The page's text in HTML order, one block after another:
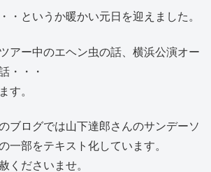
・というか暖かい元日を迎えました。
アー中のエヘン虫の話、横浜公演オー
・・・
す。
ブログでは山下達郎さんのサンデーソ
一部をテキスト化しています。
くださいませ。